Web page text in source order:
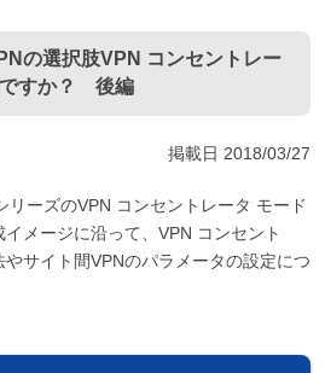
の選択肢VPN コンセントレー
ですか？ 後編
掲載日 2018/03/27
リーズのVPN コンセントレータ モード
メージに沿って、VPN コンセント
サイト間VPNのパラメータの設定につ